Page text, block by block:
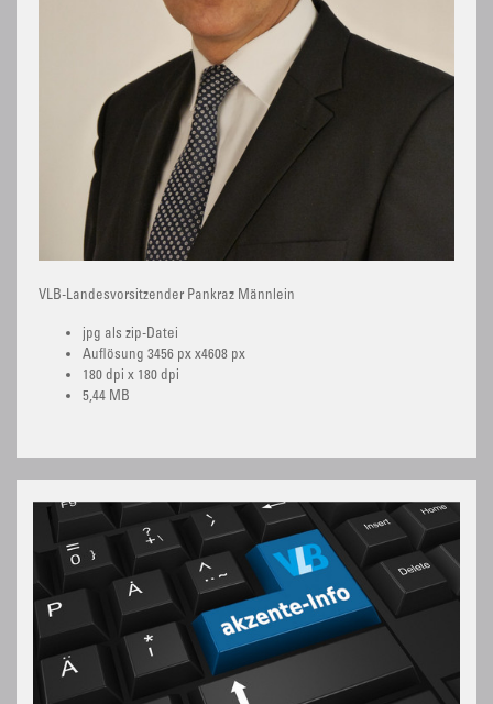
VLB-Landesvorsitzender Pankraz Männlein
jpg als zip-Datei
Auflösung 3456 px x4608 px
180 dpi x 180 dpi
5,44 MB